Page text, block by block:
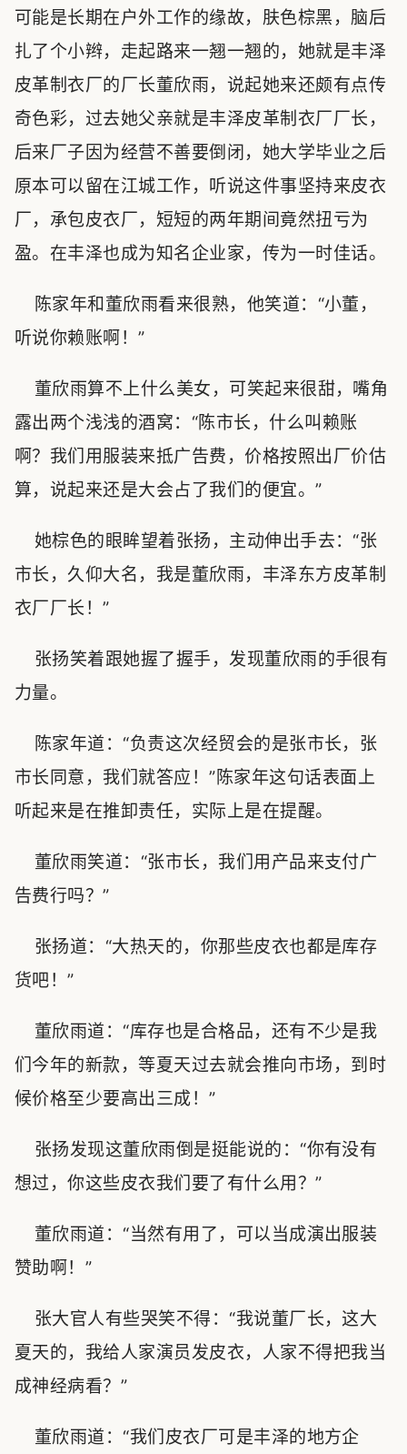
可能是长期在户外工作的缘故，肤色棕黑，脑后
扎了个小辫，走起路来一翘一翘的，她就是丰泽
皮革制衣厂的厂长董欣雨，说起她来还颇有点传
奇色彩，过去她父亲就是丰泽皮革制衣厂厂长，
后来厂子因为经营不善要倒闭，她大学毕业之后
原本可以留在江城工作，听说这件事坚持来皮衣
厂，承包皮衣厂，短短的两年期间竟然扭亏为
盈。在丰泽也成为知名企业家，传为一时佳话。
陈家年和董欣雨看来很熟，他笑道：“小董，
听说你赖账啊！”
董欣雨算不上什么美女，可笑起来很甜，嘴角
露出两个浅浅的酒窝：“陈市长，什么叫赖账
啊？我们用服装来抵广告费，价格按照出厂价估
算，说起来还是大会占了我们的便宜。”
她棕色的眼眸望着张扬，主动伸出手去：“张
市长，久仰大名，我是董欣雨，丰泽东方皮革制
衣厂厂长！”
张扬笑着跟她握了握手，发现董欣雨的手很有
力量。
陈家年道：“负责这次经贸会的是张市长，张
市长同意，我们就答应！”陈家年这句话表面上
听起来是在推卸责任，实际上是在提醒。
董欣雨笑道：“张市长，我们用产品来支付广
告费行吗？”
张扬道：“大热天的，你那些皮衣也都是库存
货吧！”
董欣雨道：“库存也是合格品，还有不少是我
们今年的新款，等夏天过去就会推向市场，到时
候价格至少要高出三成！”
张扬发现这董欣雨倒是挺能说的：“你有没有
想过，你这些皮衣我们要了有什么用？”
董欣雨道：“当然有用了，可以当成演出服装
赞助啊！”
张大官人有些哭笑不得：“我说董厂长，这大
夏天的，我给人家演员发皮衣，人家不得把我当
成神经病看？”
董欣雨道：“我们皮衣厂可是丰泽的地方企